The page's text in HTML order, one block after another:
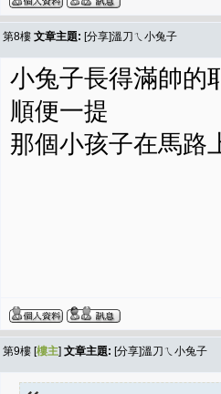
第8樓 文章主題: [分享]溫刀ㄟ小兔子
小兔子長得滿帥的
順便一提
那個小孩子在馬路
第9樓 [樓主] 文章主題: [分享]溫刀ㄟ小兔子